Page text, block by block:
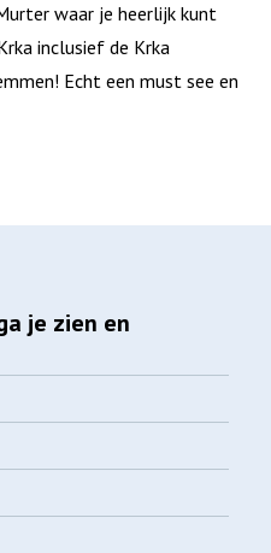
waar je heerlijk kunt
inclusief de Krka
Echt een must see en
je zien en